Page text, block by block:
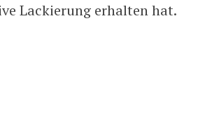
Lackierung erhalten hat.